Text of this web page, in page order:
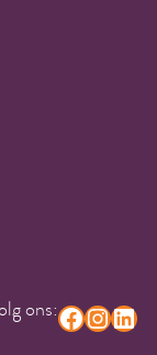
ons:Facebook InstagramLinkedIn